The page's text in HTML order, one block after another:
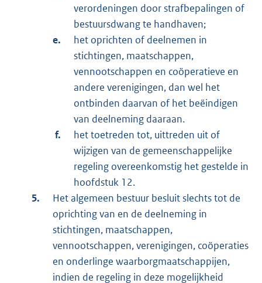
verordeningen door strafbepalingen of
bestuursdwang te handhaven;
het oprichten of deelnemen in
stichtingen, maatschappen,
vennootschappen en coöperatieve en
andere verenigingen, dan wel het
ontbinden daarvan of het beëindigen
van deelneming daaraan.
het toetreden tot, uittreden uit of
wijzigen van de gemeenschappelijke
regeling overeenkomstig het gestelde in
hoofdstuk 12.
Het algemeen bestuur besluit slechts tot de
oprichting van en de deelneming in
stichtingen, maatschappen,
vennootschappen, verenigingen, coöperaties
en onderlinge waarborgmaatschappijen,
indien de regeling in deze mogelijkheid